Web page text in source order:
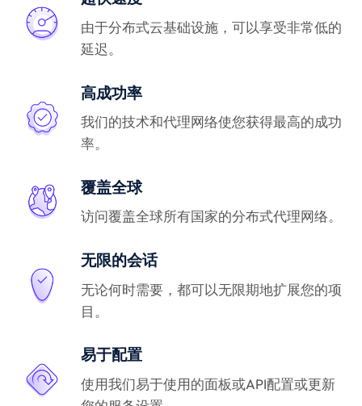
由于分布式云基础设施，可以享受非常低的
延迟。
高成功率
我们的技术和代理网络使您获得最高的成功
率。
覆盖全球
访问覆盖全球所有国家的分布式代理网络。
无限的会话
无论何时需要，都可以无限期地扩展您的项
目。
易于配置
使用我们易于使用的面板或API配置或更新